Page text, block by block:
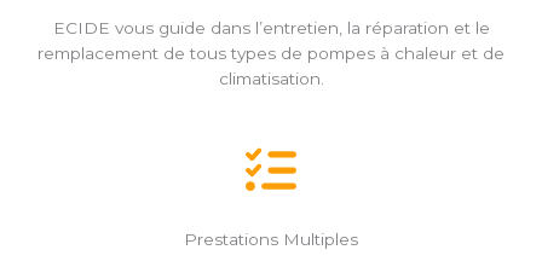
ECIDE vous guide dans l’entretien, la réparation et le
remplacement de tous types de pompes à chaleur et de
climatisation.
Prestations Multiples